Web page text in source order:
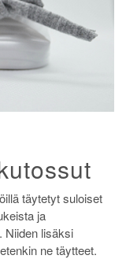
täytetyt suloiset
ja
Niiden lisäksi
ne täytteet.